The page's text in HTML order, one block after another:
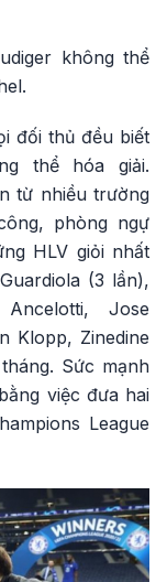
không thể
đối thủ đều biết
thể hóa giải.
từ nhiều trường
phòng ngự
HLV giỏi nhất
(3 lần),
Jose
Klopp, Zinedine
Sức mạnh
việc đưa hai
League